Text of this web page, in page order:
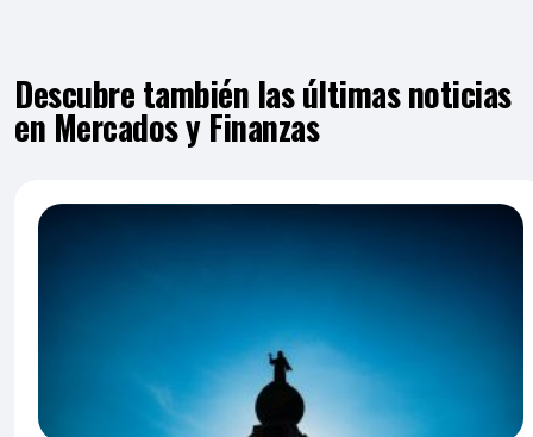
Descubre también las últimas noticias
en Mercados y Finanzas